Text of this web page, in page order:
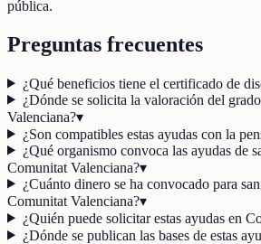
pública.
Preguntas frecuentes
¿Qué beneficios tiene el certificado de
¿Dónde se solicita la valoración del
Valenciana?▾
¿Son compatibles estas ayudas con la
¿Qué organismo convoca las ayudas de
Comunitat Valenciana?▾
¿Cuánto dinero se ha convocado para
Comunitat Valenciana?▾
¿Quién puede solicitar estas ayudas en
¿Dónde se publican las bases de estas